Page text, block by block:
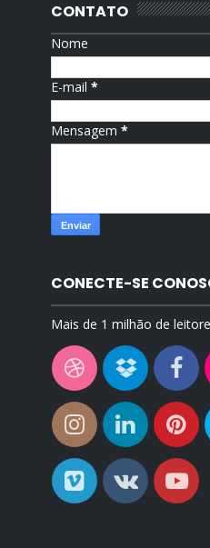
CONTATO
Nome
E-mail*
Mensagem*
CONECTE-SE
Mais de 1 milhão de